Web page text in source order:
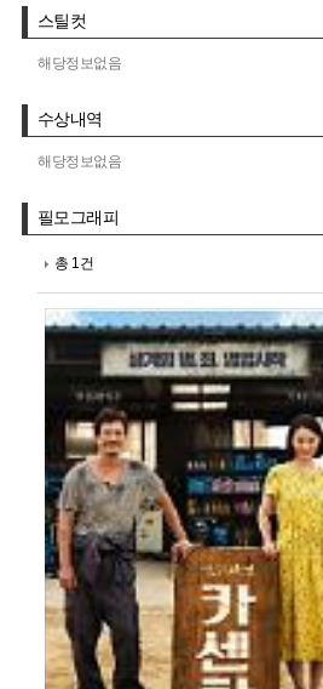
스틸컷
해당정보없음
수상내역
해당정보없음
필모그래피
총 1건